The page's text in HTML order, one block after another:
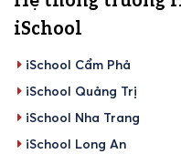
iSchool
iSchool Cẩm Phả
iSchool Quảng Trị
iSchool Nha Trang
iSchool Long An